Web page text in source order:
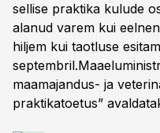
sellise praktika kulude
alanud varem kui
hiljem kui taotluse
maamajandus- ja
praktikatoetus”